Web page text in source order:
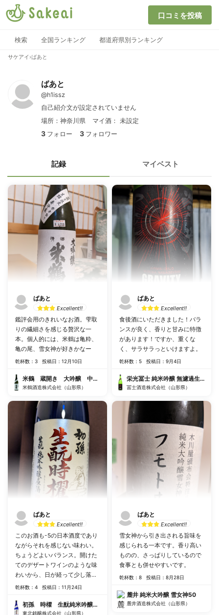
口コミを投稿
検索 全国ランキング 都道府県別ランキング
サケアイ ›ばあと
ばあと
@h1issz
自己紹介文が設定されていません
場所：神奈川県
マイ酒： 未設定
3 フォロー 3 フォロワー
記録 マイベスト
ばあと
Excellent!!
鑑評会用のきれいなお酒。雫取
りの繊細さを感じる贅沢な一
本。個人的には、米鶴は亀粋、
亀の尾、雪女神が好きかなー
乾杯数：3 投稿日：12月10日
米鶴 蔵開き 大吟醸 中取り雫酒
米鶴酒造株式会社（山形県）
ばあと
Excellent!!
このお酒も-5の日本酒度であり
ながらそれを感じない味わい。
ちょうどよいバランス。開けた
てのデザートワインのような味
わいから、日が経って少し落ち
着いても楽しめました。
乾杯数：4 投稿日：11月24日
初孫 時櫂 生酛純米吟醸 原酒
東北銘醸株式会社（山形県）
ばあと
Excellent!!
食後酒にいただきました！バラ
ンスが良く、香りと甘みに特徴
があります！ですか、重くな
く、サラサラっといけますよ。
乾杯数：5 投稿日：9月4日
栄光冨士 純米吟醸 無濾過生原酒
冨士酒造株式会社（山形県）
ばあと
Excellent!!
雪女神から引き出される旨味を
感じられる一本です。香り高い
ものの、さっぱりしているので
食事とも併せやすいです。
乾杯数：8 投稿日：8月28日
麓井 純米大吟醸 雪女神50
麓井酒造株式会社（山形県）